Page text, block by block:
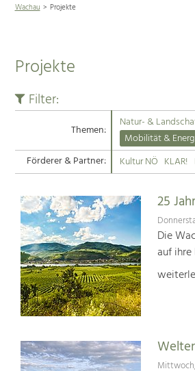
Wachau Projekte
Projekte
Filter:
Themen: Natur- &
Mobilität &
Förderer & Partner:
Kultur NÖ KLAR!
25
Die
auf